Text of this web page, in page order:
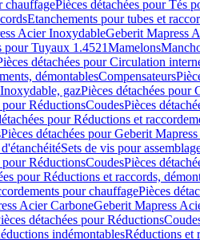
chauffagePièces détachées pour Tés
Etanchements pour tubes et
Acier InoxydableGeberit Mapress
pour Tuyaux 1.4521Mamelons
détachées pour Circulation
démontablesCompensateurs
gazPièces détachées pour
pour RéductionsCoudesPièces
pour Réductions et
Pièces détachées pour Geberit
Sets de vis pour
pour RéductionsCoudesPièces
pour Réductions et raccords,
pour chauffagePièces
Acier CarboneGeberit Mapress
détachées pour Réductions
indémontablesRéductions et